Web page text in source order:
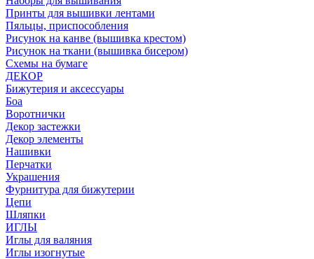
Принты для вышивки лентами
Пяльцы, приспособления
Рисунок на канве (вышивка крестом)
Рисунок на ткани (вышивка бисером)
Схемы на бумаге
ДЕКОР
Бижутерия и аксессуары
Боа
Воротнички
Декор застежки
Декор элементы
Нашивки
Перчатки
Украшения
Фурнитура для бижутерии
Цепи
Шляпки
ИГЛЫ
Иглы для валяния
Иглы изогнутые